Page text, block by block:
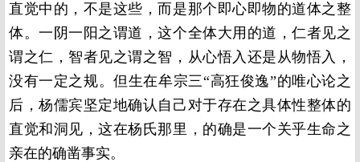
直觉中的，不是这些，而是那个即心即物的道体之整
体。一阴一阳之谓道，这个全体大用的道，仁者见之
谓之仁，智者见之谓之智，从心悟入还是从物悟入，
没有一定之规。但生在牟宗三“高狂俊逸”的唯心论之
后，杨儒宾坚定地确认自己对于存在之具体性整体的
直觉和洞见，这在杨氏那里，的确是一个关乎生命之
亲在的确凿事实。